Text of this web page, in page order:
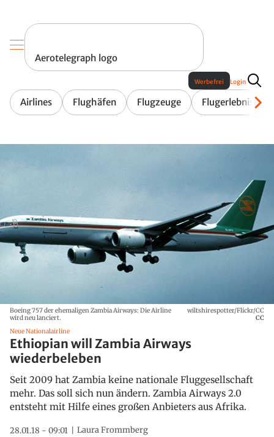
Aerotelegraph logo
Airlines Flughäfen Flugzeuge Flugerlebnis
Werbefrei Login
Boeing 757 der ehemaligen Zambia Airways: Die Airline
wird neu lanciert.
wiltshirespotter/Flickr/CC
CC
Neue Nationalairline
Ethiopian will Zambia Airways
wiederbeleben
Seit 2009 hat Zambia keine nationale Fluggesellschaft
mehr. Das soll sich nun ändern. Zambia Airways 2.0
entsteht mit Hilfe eines großen Anbieters aus Afrika.
28.01.18 - 09:01 Laura Frommberg